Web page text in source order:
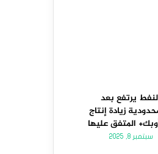
يرتفع بعد
زيادة إنتاج
المتفق عليها
سبتمبر 8, 2025